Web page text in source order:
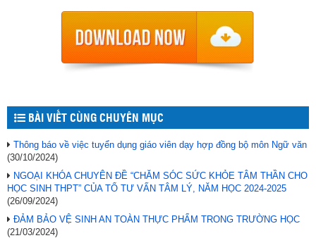
BÀI VIẾT CÙNG CHUYÊN MỤC
Thông báo về việc tuyển dụng giáo viên dạy hợp đồng bộ môn Ngữ văn
(30/10/2024)
NGOẠI KHÓA CHUYÊN ĐỀ “CHĂM SÓC SỨC KHỎE TÂM THẦN CHO
HỌC SINH THPT” CỦA TỔ TƯ VẤN TÂM LÝ, NĂM HỌC 2024-2025
(26/09/2024)
ĐẢM BẢO VỆ SINH AN TOÀN THỰC PHẨM TRONG TRƯỜNG HỌC
(21/03/2024)